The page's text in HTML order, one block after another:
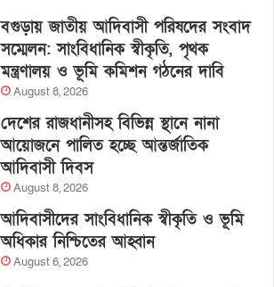
বগুড়ায় জাতীয় আদিবাসী পরিষদের সংবাদ
সম্মেলন: সাংবিধানিক স্বীকৃতি, পৃথক
মন্ত্রণালয় ও ভূমি কমিশন গঠনের দাবি
August 8, 2026
দেশের রাজধানীসহ বিভিন্ন স্থানে নানা
আয়োজনে পালিত হচ্ছে আন্তর্জাতিক
আদিবাসী দিবস
August 8, 2026
আদিবাসীদের সাংবিধানিক স্বীকৃতি ও ভূমি
অধিকার নিশ্চিতের আহ্বান
August 6, 2026